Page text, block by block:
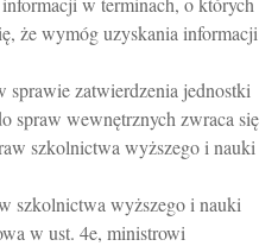
że wymóg uzyskania informacji
sprawie zatwierdzenia jednostki
spraw wewnętrznych zwraca się
szkolnictwa wyższego i nauki
szkolnictwa wyższego i nauki
w ust. 4e, ministrowi